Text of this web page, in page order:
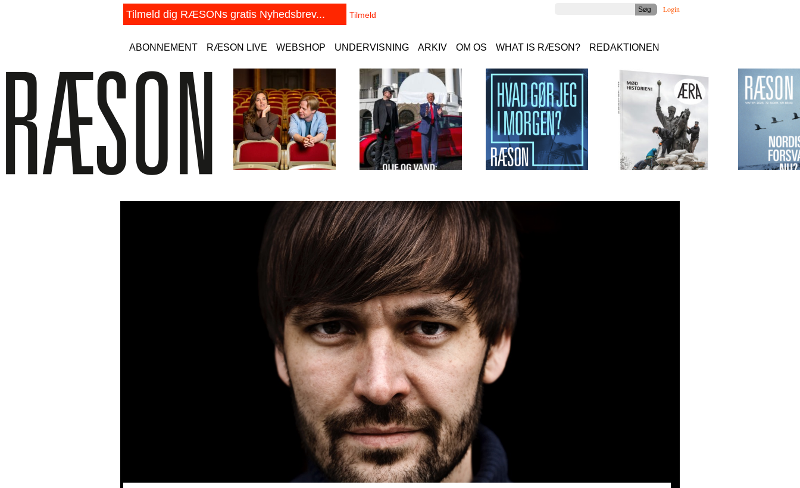
Login
ABONNEMENT RÆSON LIVE WEBSHOP UNDERVISNING ARKIV OM OS WHAT IS RÆSON? REDAKTIONEN